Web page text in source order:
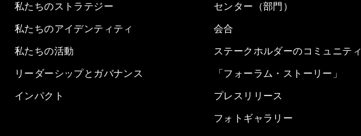
私たちのストラテジー
私たちのアイデンティティ
私たちの活動
リーダーシップとガバナンス
インパクト
センター（部門）
会合
ステークホルダーのコミュニティ
「フォーラム・ストーリー」
プレスリリース
フォトギャラリー